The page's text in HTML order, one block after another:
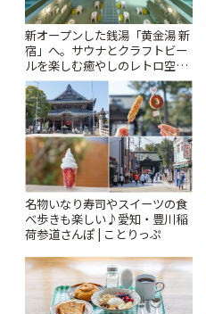
新オープンした銭湯「黄金湯 新
宿」へ。サウナとクラフトビー
ルを楽しむ癒やしのレトロ空間
| ことりっぷ
名物いなり寿司やスイーツの食
べ歩きも楽しい♪愛知・豊川稲
荷参道さんぽ | ことりっぷ